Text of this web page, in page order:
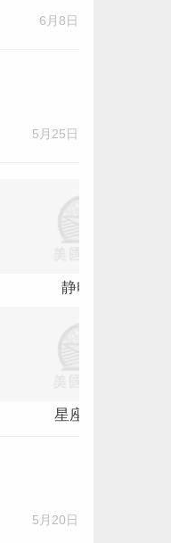
6月8日
5月25日
静电鱼
星座女神
5月20日